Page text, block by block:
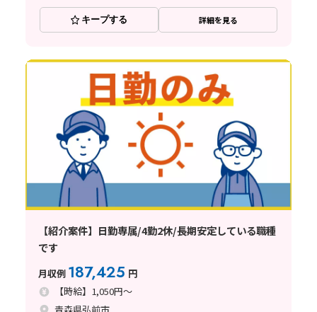
キープする 詳細を見る
【紹介案件】日勤専属/4勤2休/長期安定している職種
です
月収例 187,425 円
【時給】1,050円～